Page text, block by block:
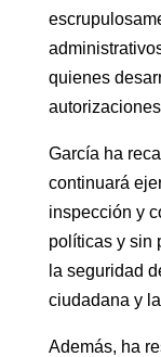
quienes
García ha
continuará
inspección y
políticas y sin
la seguridad
ciudadana y
Además, ha